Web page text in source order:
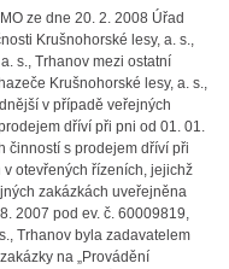
ze dne 20. 2. 2008 Úřad
Krušnohorské lesy, a. s.,
s., Trhanov mezi ostatní
Krušnohorské lesy, a. s.,
v případě veřejných
dříví při pni od 01. 01.
činností s prodejem dříví při
otevřených řízeních, jejichž
zakázkách uveřejněna
2007 pod ev. č. 60009819,
Trhanov byla zadavatelem
na „Provádění